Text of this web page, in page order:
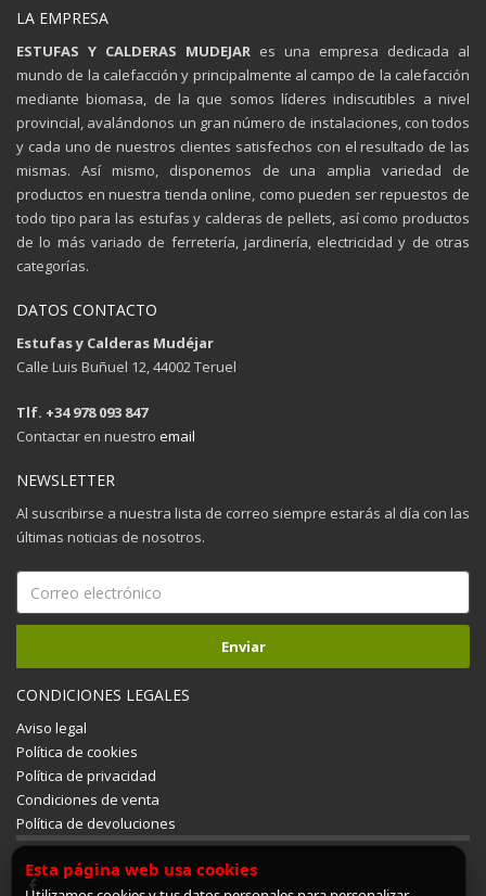
LA EMPRESA
ESTUFAS Y CALDERAS MUDEJAR es una empresa dedicada al
mundo de la calefacción y principalmente al campo de la calefacción
mediante biomasa, de la que somos líderes indiscutibles a nivel
provincial, avalándonos un gran número de instalaciones, con todos
y cada uno de nuestros clientes satisfechos con el resultado de las
mismas. Así mismo, disponemos de una amplia variedad de
productos en nuestra tienda online, como pueden ser repuestos de
todo tipo para las estufas y calderas de pellets, así como productos
de lo más variado de ferretería, jardinería, electricidad y de otras
categorías.
DATOS CONTACTO
Estufas y Calderas Mudéjar
Calle Luis Buñuel 12, 44002 Teruel
Tlf. +34 978 093 847
Contactar en nuestro email
NEWSLETTER
Al suscribirse a nuestra lista de correo siempre estarás al día con las
últimas noticias de nosotros.
CONDICIONES LEGALES
Aviso legal
Política de cookies
Política de privacidad
Condiciones de venta
Política de devoluciones
Esta página web usa cookies